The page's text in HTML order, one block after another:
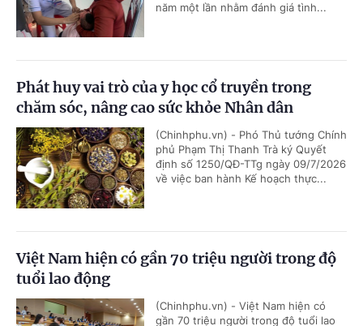
năm một lần nhằm đánh giá tình...
Phát huy vai trò của y học cổ truyền trong
chăm sóc, nâng cao sức khỏe Nhân dân
(Chinhphu.vn) - Phó Thủ tướng Chính
phủ Phạm Thị Thanh Trà ký Quyết
định số 1250/QĐ-TTg ngày 09/7/2026
về việc ban hành Kế hoạch thực...
Việt Nam hiện có gần 70 triệu người trong độ
tuổi lao động
(Chinhphu.vn) - Việt Nam hiện có
gần 70 triệu người trong độ tuổi lao